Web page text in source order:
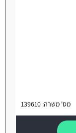
מס' משרה: 139610